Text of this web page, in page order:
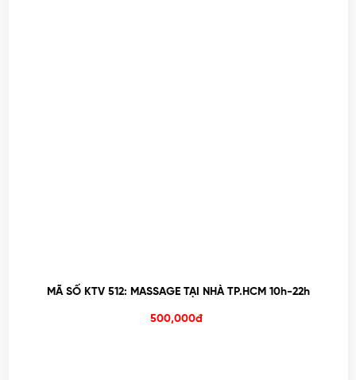
MÃ SỐ KTV 512: MASSAGE TẠI NHÀ TP.HCM 10h-22h
500,000đ